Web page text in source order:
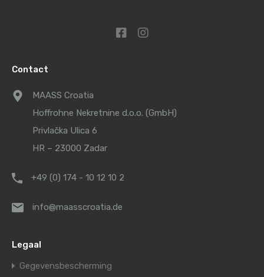
Contact
MAASS Croatia
Hoffrohne Nekretnine d.o.o. (GmbH)
Privlačka Ulica 6
HR – 23000 Zadar
+49 (0) 174 - 10 12 10 2
info@maasscroatia.de
Legaal
Gegevensbescherming